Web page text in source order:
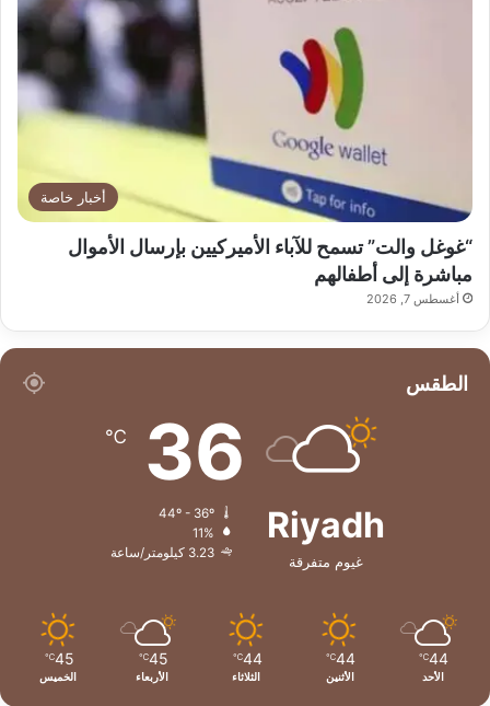
أخبار خاصة
“غوغل والت” تسمح للآباء الأميركيين بإرسال الأموال
مباشرة إلى أطفالهم
أغسطس 7, 2026
الطقس
Riyadh
غيوم متفرقة
36
℃
11%
3.23 كيلومتر/ساعة
44
℃
الأحد
44
℃
الأثنين
44
℃
الثلاثاء
45
℃
الأربعاء
45
℃
الخميس